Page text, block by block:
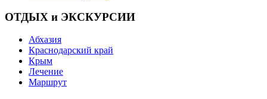
ОТДЫХ и ЭКСКУРСИИ
Абхазия
Краснодарский край
Крым
Лечение
Маршрут